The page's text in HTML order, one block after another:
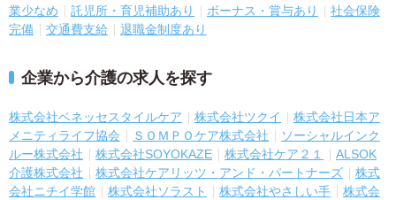
業少なめ 託児所・育児補助あり ボーナス・賞与あり
社会保険
完備
交通費支給 退職金制度あり
企業から介護の求人を探す
株式会社ベネッセスタイルケア 株式会社ツクイ
株式会社日本ア
メニティライフ協会
ＳＯＭＰＯケア株式会社
ソーシャルインク
ルー株式会社
株式会社SOYOKAZE 株式会社ケア２１
ALSOK
介護株式会社
株式会社ケアリッツ・アンド・パートナーズ
株式
会社ニチイ学館
株式会社ソラスト 株式会社やさしい手
株式会